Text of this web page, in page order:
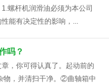
螺杆机润滑油必须为本公司
能有决定性的影响，...
吗？
，你可得认真了。起动前的
物，并清扫干净。②曲轴箱中